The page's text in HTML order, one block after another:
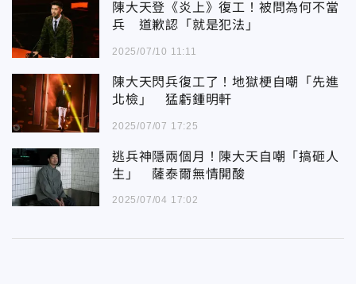
陳大天登《炎上》復工！被問為何不當
兵 道歉認「就是犯法」
2025/07/10 11:11
陳大天閃兵復工了！地獄梗自嘲「先進
北檢」 猛虧鍾明軒
2025/07/07 17:25
逃兵神隱兩個月！陳大天自嘲「搞砸人
生」 薩泰爾無情開酸
2025/07/04 17:02